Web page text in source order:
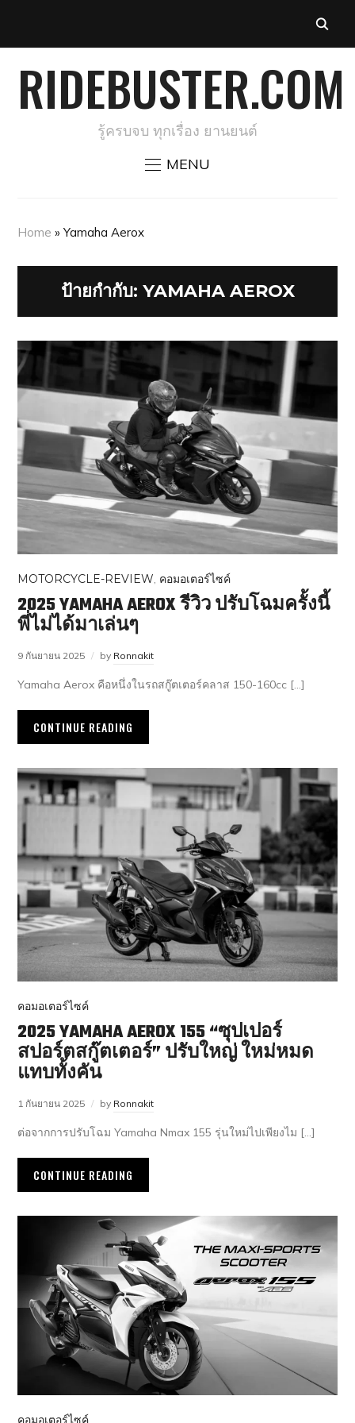
RIDEBUSTER.COM
รู้ครบจบ ทุกเรื่อง ยานยนต์
MENU
Home »Yamaha Aerox
ป้ายกำกับ: YAMAHA AEROX
MOTORCYCLE-REVIEW, คอมอเตอร์ไซค์
2025 YAMAHA AEROX รีวิว ปรับโฉมครั้งนี้
พี่ไม่ได้มาเล่นๆ
9 กันยายน 2025 by Ronnakit
Yamaha Aerox คือหนึ่งในรถสกู๊ตเตอร์คลาส 150-160cc […]
CONTINUE READING
คอมอเตอร์ไซค์
2025 YAMAHA AEROX 155 “ซุปเปอร์
สปอร์ตสกู๊ตเตอร์” ปรับใหญ่ ใหม่หมด
แทบทั้งคัน
1 กันยายน 2025 by Ronnakit
ต่อจากการปรับโฉม Yamaha Nmax 155 รุ่นใหม่ไปเพียงไม […]
CONTINUE READING
คอมอเตอร์ไซค์